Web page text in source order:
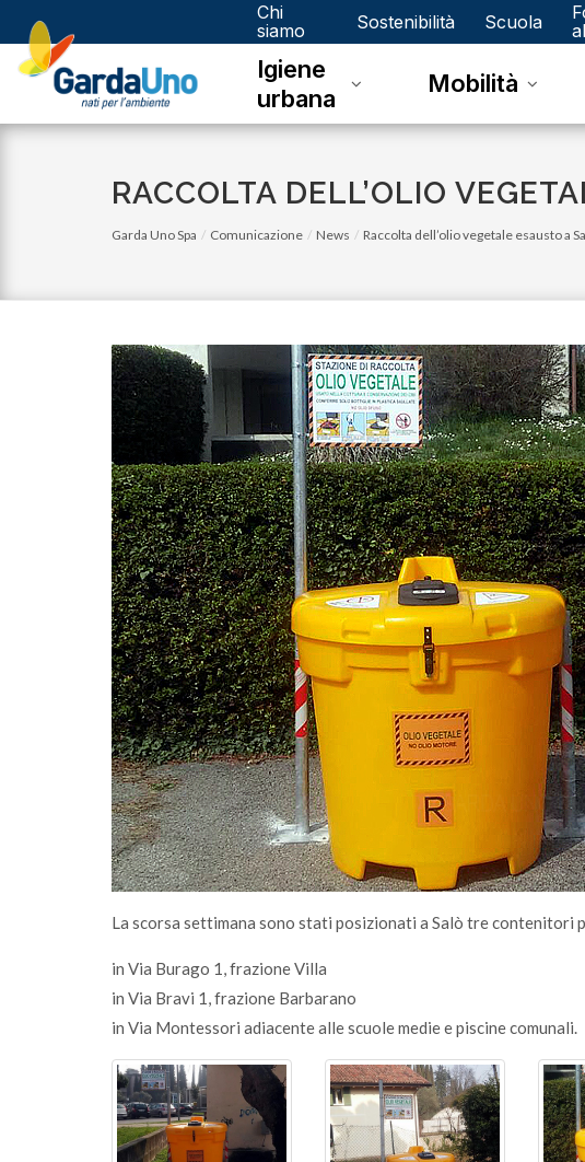
Gardauno
Spa
Chi
siamo
Sostenibilità Scuola
Igiene
urbana
Mobilità
RACCOLTA DELL’OLIO
Garda Uno Spa Comunicazione News Raccolta dell’olio vegetale esausto a
La scorsa settimana sono stati posizionati a Salò tre contenitori
in Via Burago 1, frazione Villa
in Via Bravi 1, frazione Barbarano
in Via Montessori adiacente alle scuole medie e piscine comunali.
venerdì 03 novembre 2023
Eco Calendario 2023 Dello - Novembre